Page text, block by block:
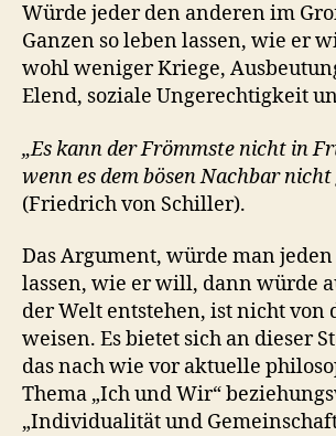
Würde jeder den anderen im
Ganzen so leben lassen, wie er
wohl weniger Kriege,
Elend, soziale Ungerechtigkeit
„Es kann der Frömmste nicht in
wenn es dem bösen Nachbar
(Friedrich von Schiller).
Das Argument, würde man jeden
lassen, wie er will, dann würde
der Welt entstehen, ist nicht von
weisen. Es bietet sich an dieser
das nach wie vor aktuelle
Thema „Ich und Wir“
„Individualität und